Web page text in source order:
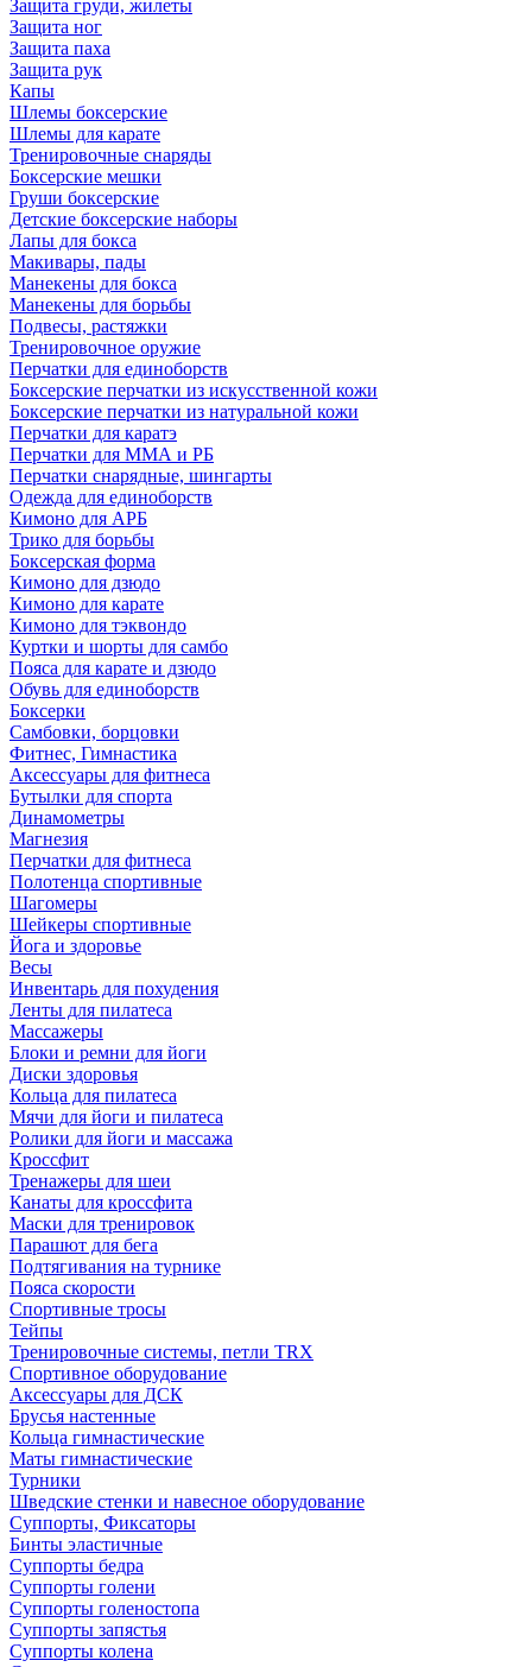
Защита груди, жилеты
Защита ног
Защита паха
Защита рук
Капы
Шлемы боксерские
Шлемы для карате
Тренировочные снаряды
Боксерские мешки
Груши боксерские
Детские боксерские наборы
Лапы для бокса
Макивары, пады
Манекены для бокса
Манекены для борьбы
Подвесы, растяжки
Тренировочное оружие
Перчатки для единоборств
Боксерские перчатки из искусственной кожи
Боксерские перчатки из натуральной кожи
Перчатки для каратэ
Перчатки для ММА и РБ
Перчатки снарядные, шингарты
Одежда для единоборств
Кимоно для АРБ
Трико для борьбы
Боксерская форма
Кимоно для дзюдо
Кимоно для карате
Кимоно для тэквондо
Куртки и шорты для самбо
Пояса для карате и дзюдо
Обувь для единоборств
Боксерки
Самбовки, борцовки
Фитнес, Гимнастика
Аксессуары для фитнеса
Бутылки для спорта
Динамометры
Магнезия
Перчатки для фитнеса
Полотенца спортивные
Шагомеры
Шейкеры спортивные
Йога и здоровье
Весы
Инвентарь для похудения
Ленты для пилатеса
Массажеры
Блоки и ремни для йоги
Диски здоровья
Кольца для пилатеса
Мячи для йоги и пилатеса
Ролики для йоги и массажа
Кроссфит
Тренажеры для шеи
Канаты для кроссфита
Маски для тренировок
Парашют для бега
Подтягивания на турнике
Пояса скорости
Спортивные тросы
Тейпы
Тренировочные системы, петли TRX
Спортивное оборудование
Аксессуары для ДСК
Брусья настенные
Кольца гимнастические
Маты гимнастические
Турники
Шведские стенки и навесное оборудование
Суппорты, Фиксаторы
Бинты эластичные
Суппорты бедра
Суппорты голени
Суппорты голеностопа
Суппорты запястья
Суппорты колена